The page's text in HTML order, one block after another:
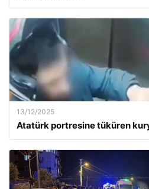
13/12/2025
Atatürk portresine tüküren